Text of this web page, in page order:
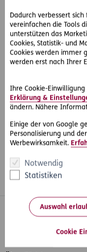
Dadurch verbessert sich
vereinfachen die Tools
unterstützen das
Cookies, Statistik- und
Cookies werden immer
werden erst nach Ihrer
Ihre Cookie-
Erklärung &
ändern. Nähere
Einige der von Google
Personalisierung und
Werbewirksamkeit.
Notwendig
Statistiken
Auswahl
Cookie
Wohnsitz des
die österreichischen
zuständig.
#Rechtsprechung
Inhaltsübersicht
Unser Angebot